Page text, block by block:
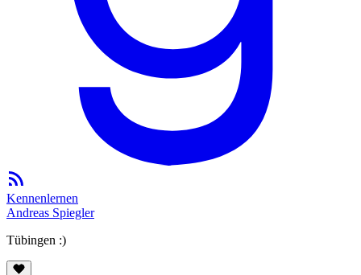
Kennenlernen
Andreas Spiegler
Tübingen :)